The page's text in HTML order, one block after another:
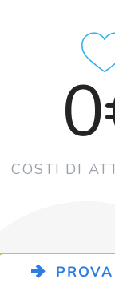
COSTI DI